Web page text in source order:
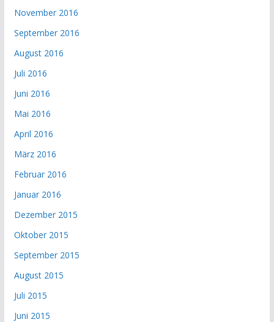
November 2016
September 2016
August 2016
Juli 2016
Juni 2016
Mai 2016
April 2016
März 2016
Februar 2016
Januar 2016
Dezember 2015
Oktober 2015
September 2015
August 2015
Juli 2015
Juni 2015